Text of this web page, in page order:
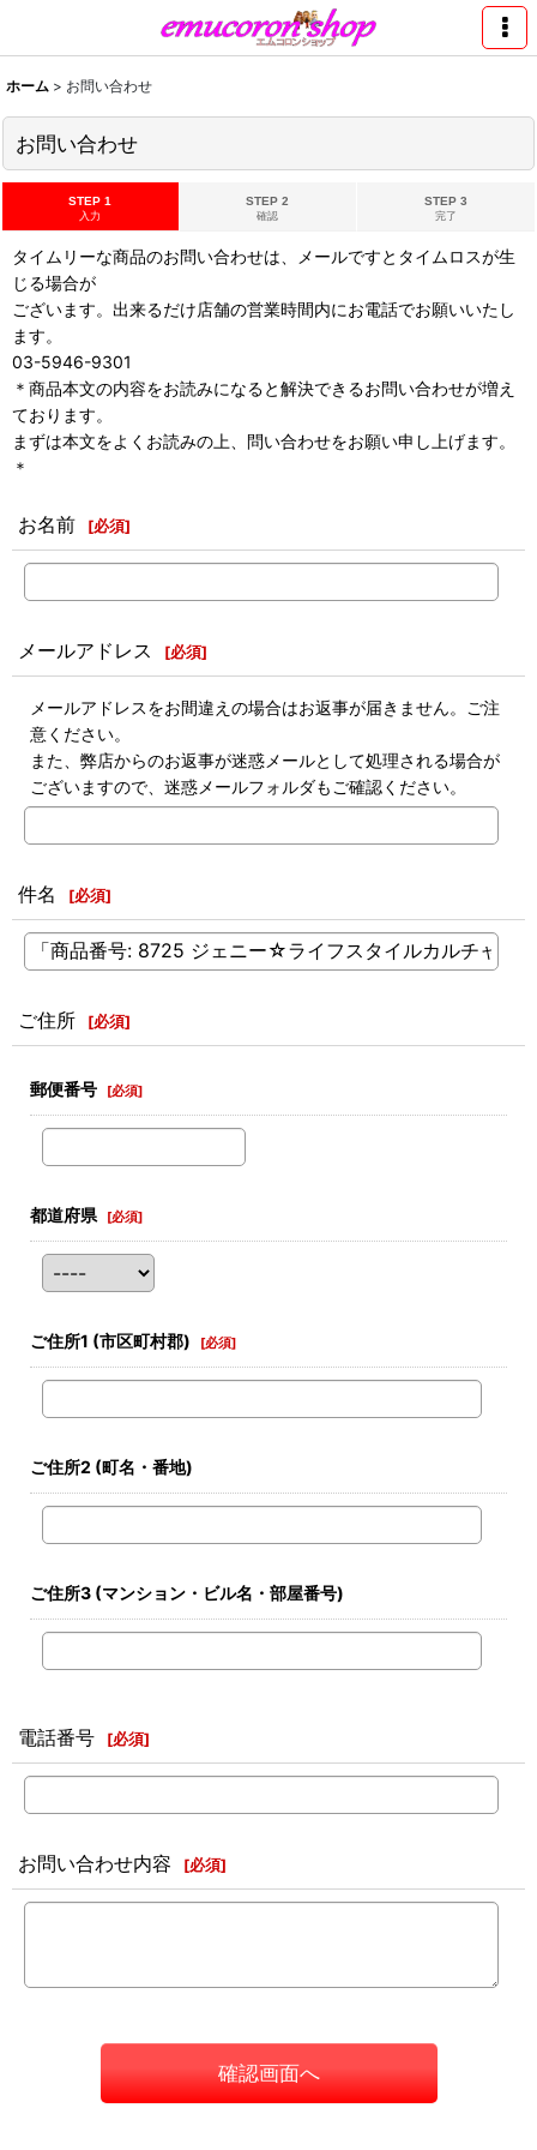
ホーム > お問い合わせ
お問い合わせ
STEP 1
入力
STEP 2
確認
STEP 3
完了
タイムリーな商品のお問い合わせは、メールですとタイムロスが生
じる場合が
ございます。出来るだけ店舗の営業時間内にお電話でお願いいたし
ます。
03-5946-9301
＊商品本文の内容をお読みになると解決できるお問い合わせが増え
ております。
まずは本文をよくお読みの上、問い合わせをお願い申し上げます。
＊
お名前 [必須]
メールアドレス [必須]
メールアドレスをお間違えの場合はお返事が届きません。ご注
意ください。
また、弊店からのお返事が迷惑メールとして処理される場合が
ございますので、迷惑メールフォルダもご確認ください。
件名 [必須]
ご住所 [必須]
郵便番号 [必須]
都道府県 [必須]
ご住所1 (市区町村郡) [必須]
ご住所2 (町名・番地)
ご住所3 (マンション・ビル名・部屋番号)
電話番号 [必須]
お問い合わせ内容 [必須]
確認画面へ